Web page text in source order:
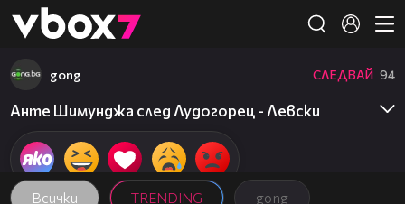
👾
Всички TRENDING gong
gong СЛЕДВАЙ 94
Анте Шимунджа след Лудогорец - Левски